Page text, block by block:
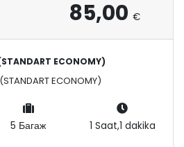
85,00 €
ECONOMY)
ECONOMY)
5 Багаж 1 Saat,1 dakika